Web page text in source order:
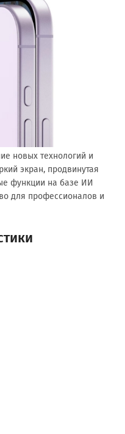
новых технологий и
экран, продвинутая
функции на базе ИИ
для профессионалов и